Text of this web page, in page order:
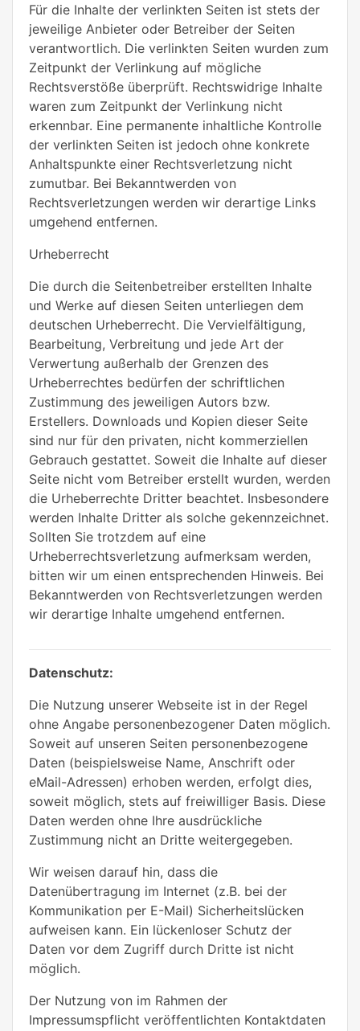
Für die Inhalte der verlinkten Seiten ist stets der
jeweilige Anbieter oder Betreiber der Seiten
verantwortlich. Die verlinkten Seiten wurden zum
Zeitpunkt der Verlinkung auf mögliche
Rechtsverstöße überprüft. Rechtswidrige Inhalte
waren zum Zeitpunkt der Verlinkung nicht
erkennbar. Eine permanente inhaltliche Kontrolle
der verlinkten Seiten ist jedoch ohne konkrete
Anhaltspunkte einer Rechtsverletzung nicht
zumutbar. Bei Bekanntwerden von
Rechtsverletzungen werden wir derartige Links
umgehend entfernen.
Urheberrecht
Die durch die Seitenbetreiber erstellten Inhalte
und Werke auf diesen Seiten unterliegen dem
deutschen Urheberrecht. Die Vervielfältigung,
Bearbeitung, Verbreitung und jede Art der
Verwertung außerhalb der Grenzen des
Urheberrechtes bedürfen der schriftlichen
Zustimmung des jeweiligen Autors bzw.
Erstellers. Downloads und Kopien dieser Seite
sind nur für den privaten, nicht kommerziellen
Gebrauch gestattet. Soweit die Inhalte auf dieser
Seite nicht vom Betreiber erstellt wurden, werden
die Urheberrechte Dritter beachtet. Insbesondere
werden Inhalte Dritter als solche gekennzeichnet.
Sollten Sie trotzdem auf eine
Urheberrechtsverletzung aufmerksam werden,
bitten wir um einen entsprechenden Hinweis. Bei
Bekanntwerden von Rechtsverletzungen werden
wir derartige Inhalte umgehend entfernen.
Datenschutz:
Die Nutzung unserer Webseite ist in der Regel
ohne Angabe personenbezogener Daten möglich.
Soweit auf unseren Seiten personenbezogene
Daten (beispielsweise Name, Anschrift oder
eMail-Adressen) erhoben werden, erfolgt dies,
soweit möglich, stets auf freiwilliger Basis. Diese
Daten werden ohne Ihre ausdrückliche
Zustimmung nicht an Dritte weitergegeben.
Wir weisen darauf hin, dass die
Datenübertragung im Internet (z.B. bei der
Kommunikation per E-Mail) Sicherheitslücken
aufweisen kann. Ein lückenloser Schutz der
Daten vor dem Zugriff durch Dritte ist nicht
möglich.
Der Nutzung von im Rahmen der
Impressumspflicht veröffentlichten Kontaktdaten